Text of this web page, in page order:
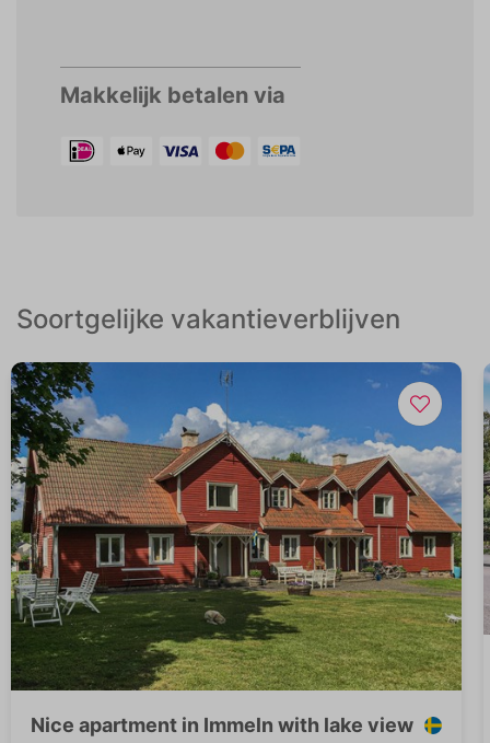
Makkelijk betalen via
Soortgelijke vakantieverblijven
Nice apartment in Immeln with lake view